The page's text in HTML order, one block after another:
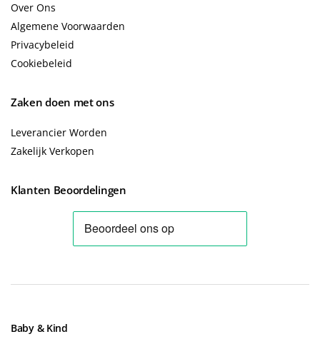
Over Ons
Algemene Voorwaarden
Privacybeleid
Cookiebeleid
Zaken doen met ons
Leverancier Worden
Zakelijk Verkopen
Klanten Beoordelingen
Baby & Kind